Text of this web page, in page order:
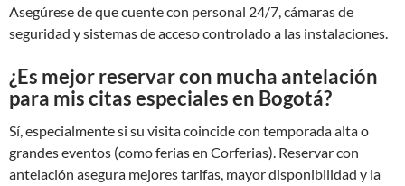
Asegúrese de que cuente con personal 24/7, cámaras de
seguridad y sistemas de acceso controlado a las instalaciones.
¿Es mejor reservar con mucha antelación
para mis citas especiales en Bogotá?
Sí, especialmente si su visita coincide con temporada alta o
grandes eventos (como ferias en Corferias). Reservar con
antelación asegura mejores tarifas, mayor disponibilidad y la